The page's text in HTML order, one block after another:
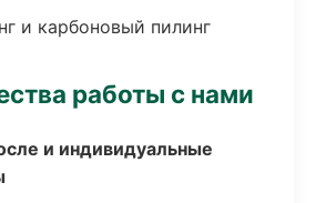
и карбоновый пилинг
работы с нами
и индивидуальные